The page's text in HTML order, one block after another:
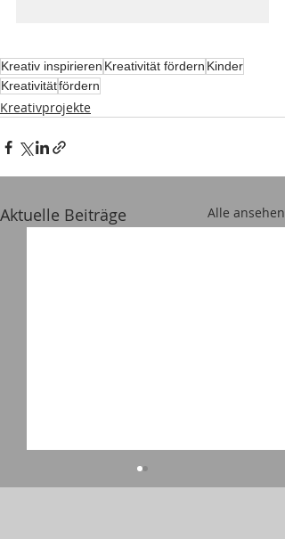
Kreativ inspirieren Kreativität fördern Kinder
Kreativitätfördern
Kreativprojekte
Aktuelle Beiträge Alle ansehen